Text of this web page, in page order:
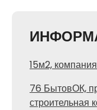
15м2,
76 БытовОК,
строительная